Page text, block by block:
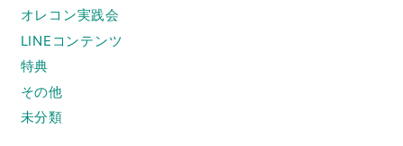
オレコン実践会
LINEコンテンツ
特典
その他
未分類